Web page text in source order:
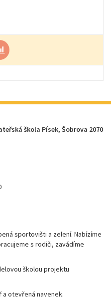
škola Písek, Šobrova 2070
sportovišti a zelení. Nabízíme
s rodiči, zavádíme
školou projektu
otevřená navenek.